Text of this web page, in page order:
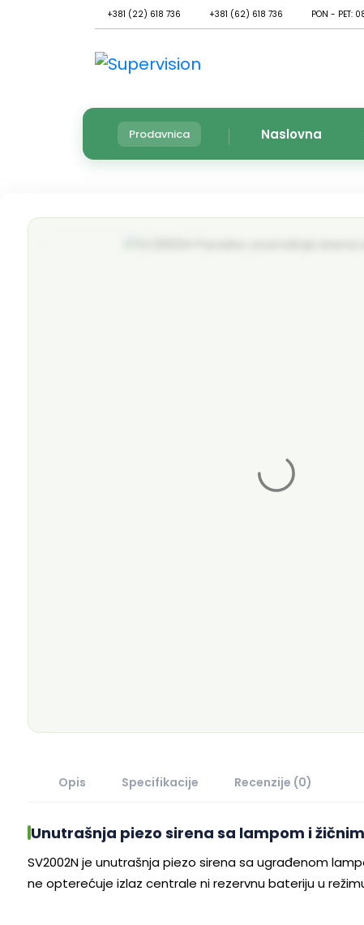
+381 (22) 618 736 +381 (62) 618 736 PON - PET:
Prodavnica Naslovna
Opis Specifikacije Recenzije (0)
Unutrašnja piezo sirena sa lampom i
SV2002N je unutrašnja piezo sirena sa ugrađenom
ne opterećuje izlaz centrale ni rezervnu bateriju u